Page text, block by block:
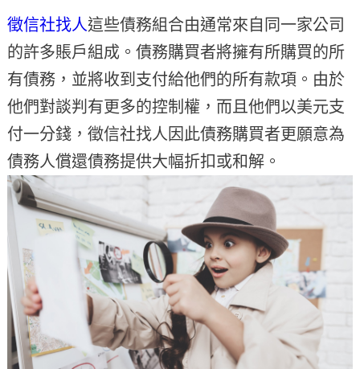
徵信社找人這些債務組合由通常來自同一家公司
的許多賬戶組成。債務購買者將擁有所購買的所
有債務，並將收到支付給他們的所有款項。由於
他們對談判有更多的控制權，而且他們以美元支
付一分錢，徵信社找人因此債務購買者更願意為
債務人​​償還債務提供大幅折扣或和解。